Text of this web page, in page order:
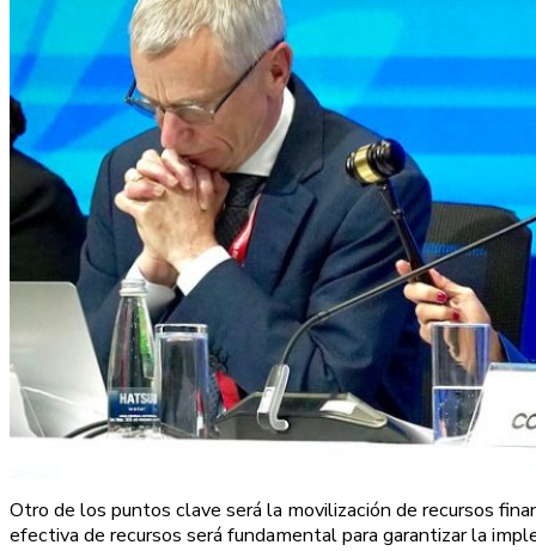
Otro de los puntos clave será la movilización de recursos
efectiva de recursos será fundamental para garantizar la